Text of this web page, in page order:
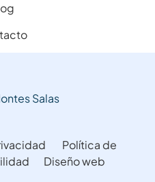
Salas
Política de
Diseño web